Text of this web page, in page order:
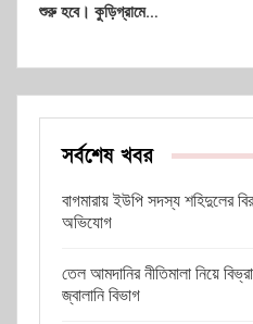
শুরু হবে। কুড়িগ্রামে…
সর্বশেষ খবর
বাগমারায় ইউপি সদস্য শহিদুলের
অভিযোগ
তেল আমদানির নীতিমালা নিয়ে
জ্বালানি বিভাগ